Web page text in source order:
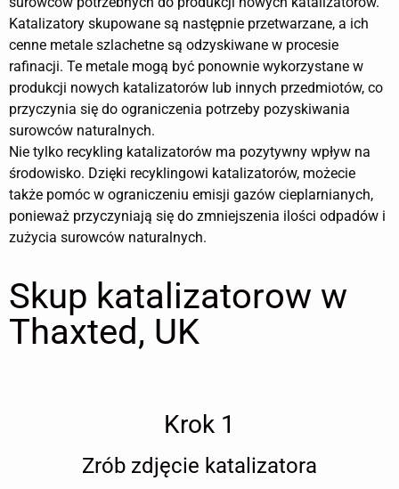
Katalizatory skupowane są następnie przetwarzane, a ich
cenne metale szlachetne są odzyskiwane w procesie
rafinacji. Te metale mogą być ponownie wykorzystane w
produkcji nowych katalizatorów lub innych przedmiotów, co
przyczynia się do ograniczenia potrzeby pozyskiwania
surowców naturalnych.
Nie tylko recykling katalizatorów ma pozytywny wpływ na
środowisko. Dzięki recyklingowi katalizatorów, możecie
także pomóc w ograniczeniu emisji gazów cieplarnianych,
ponieważ przyczyniają się do zmniejszenia ilości odpadów i
zużycia surowców naturalnych.
Skup katalizatorow w
Thaxted, UK
Krok 1
Zrób zdjęcie katalizatora